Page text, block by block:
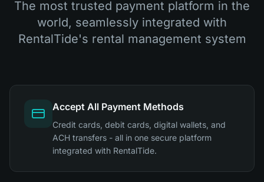
The most trusted payment platform in the
world, seamlessly integrated with
RentalTide's rental management system
Accept All Payment Methods
Credit cards, debit cards, digital wallets, and
ACH transfers - all in one secure platform
integrated with RentalTide.